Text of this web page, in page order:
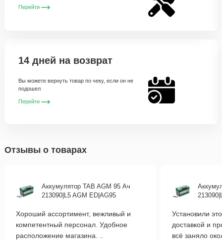
Перейти
14 дней на возврат
Вы можете вернуть товар по чеку, если он не
подошел
Перейти
Отзывы о товарах
Аккумулятор TAB AGM 95 Ач
213090|L5 AGM ED|AG95
Хороший ассортимент, вежливый и
компетентный персонал. Удобное
расположение магазина. ..
Установили
доставкой и
всё заняло